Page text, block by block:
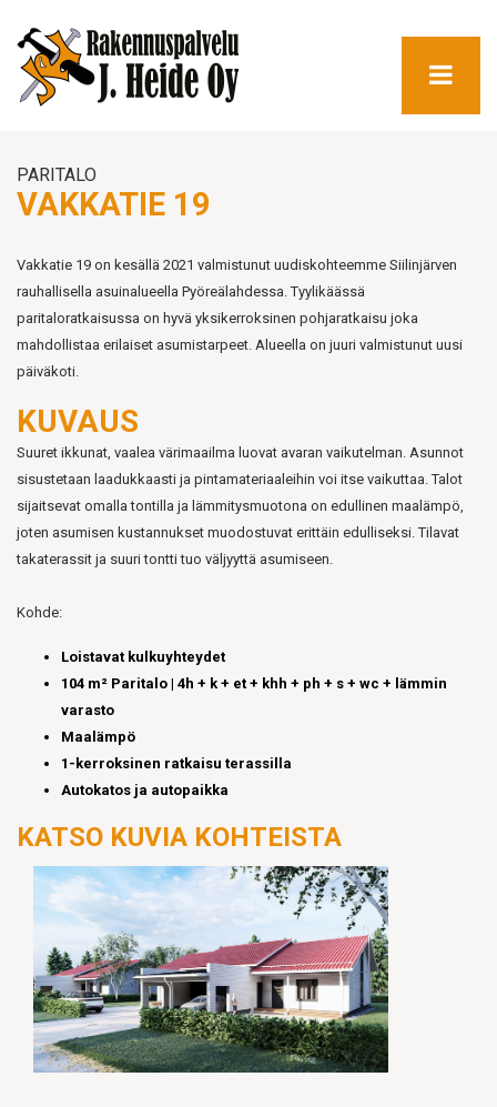
PARITALO
VAKKATIE 19
Vakkatie 19 on kesällä 2021 valmistunut uudiskohteemme Siilinjärven
rauhallisella asuinalueella Pyöreälahdessa. Tyylikäässä
paritaloratkaisussa on hyvä yksikerroksinen pohjaratkaisu joka
mahdollistaa erilaiset asumistarpeet. Alueella on juuri valmistunut uusi
päiväkoti.
KUVAUS
Suuret ikkunat, vaalea värimaailma luovat avaran vaikutelman. Asunnot
sisustetaan laadukkaasti ja pintamateriaaleihin voi itse vaikuttaa. Talot
sijaitsevat omalla tontilla ja lämmitysmuotona on edullinen maalämpö,
joten asumisen kustannukset muodostuvat erittäin edulliseksi. Tilavat
takaterassit ja suuri tontti tuo väljyyttä asumiseen.
Kohde:
Loistavat kulkuyhteydet
104 m² Paritalo | 4h + k + et + khh + ph + s + wc + lämmin
varasto​
Maalämpö
1-kerroksinen ratkaisu terassilla
Autokatos ja autopaikka
KATSO KUVIA KOHTEISTA